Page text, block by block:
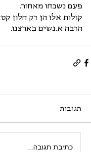
פעם נשכחו מאחור.
קולות אלו הן רק חלון
הרבה א.נשים בארצנו.
תגובות
כתיבת תגובה...